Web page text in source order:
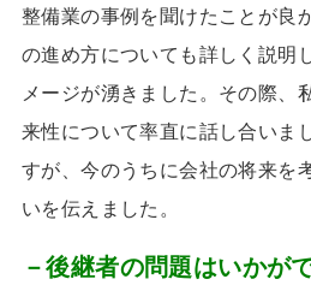
整備業の事例を聞けたことが良
の進め方についても詳しく説明
メージが湧きました。その際、
来性について率直に話し合いま
すが、今のうちに会社の将来を
いを伝えました。
－後継者の問題はいかが